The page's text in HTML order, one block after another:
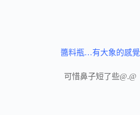
醬料瓶…有大象的感覺
可惜鼻子短了些@.@